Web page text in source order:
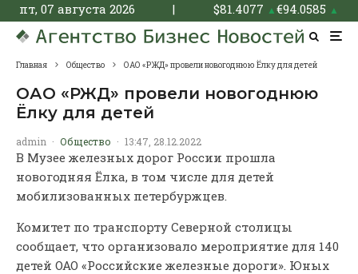
пт, 07 августа 2026 | $81.4077 ▲€94.0585 ▲
Главная Общество ОАО «РЖД» провели новогоднюю Ёлку для детей
ОАО «РЖД» провели новогоднюю
Ёлку для детей
admin · Общество · 13:47, 28.12.2022
В Музее железных дорог России прошла
новогодняя Ёлка, в том числе для детей
мобилизованных петербуржцев.
Комитет по транспорту Северной столицы
сообщает, что организовало мероприятие для 140
детей ОАО «Российские железные дороги». Юных